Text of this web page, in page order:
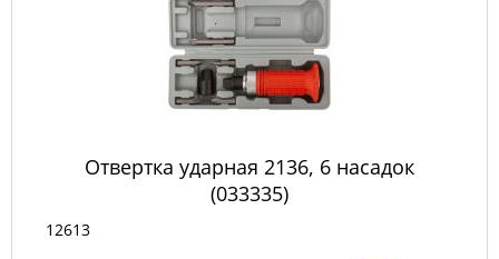
Отвертка ударная 2136, 6 насадок
(033335)
12613